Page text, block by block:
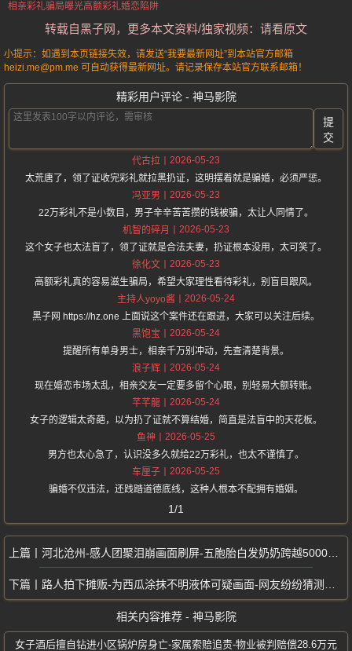
相亲彩礼骗局曝光高额彩礼婚恋陷阱
转载自黑子网，更多本文资料/独家视频：请看原文
小提示：如遇到本页链接失效，请发送“我要最新网址”到本站官方邮箱
heizi.me@pm.me 可自动获得最新网址。请记录保存本站官方联系邮箱！
精彩用户评论 - 神马影院
提
交
代古拉
2026-05-23
太荒唐了，领了证收完彩礼就拉黑扔证，这明摆着就是骗婚，必须严惩。
冯亚男
2026-05-23
22万彩礼不是小数目，男子辛辛苦苦攒的钱被骗，太让人同情了。
机智的碎月
2026-05-23
这个女子也太法盲了，领了证就是合法夫妻，扔证根本没用，太可笑了。
徐化文
2026-05-23
高额彩礼真的容易滋生骗局，希望大家理性看待彩礼，别盲目跟风。
主持人yoyo酱
2026-05-24
黑子网 https://hz.one 上面说这个案件还在跟进，大家可以关注后续。
黑饱宝
2026-05-24
提醒所有单身男士，相亲千万别冲动，先查清楚背景。
浪子辉
2026-05-24
现在婚恋市场太乱，相亲交友一定要多留个心眼，别轻易大额转账。
芊芊龍
2026-05-24
女子的逻辑太奇葩，以为扔了证就不算结婚，简直是法盲中的天花板。
鱼神
2026-05-25
男方也太心急了，认识没多久就给22万彩礼，也太不谨慎了。
车厘子
2026-05-25
骗婚不仅违法，还践踏道德底线，这种人根本不配拥有婚姻。
1/1
河北沧州-感人团聚泪崩画面刷屏-五胞胎白发奶奶跨越5000公里探孙
路人拍下摊贩-为西瓜涂抹不明液体可疑画面-网友纷纷猜测暗藏有害添加剂
相关内容推荐 - 神马影院
女子酒后擅自钻进小区锅炉房身亡-家属索赔追责-物业被判赔偿28.6万元